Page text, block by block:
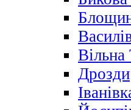
Вільна
Дрозди